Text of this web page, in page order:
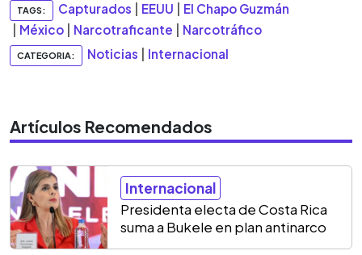
TAGS: Capturados EEUU
El Chapo Guzmán
México Narcotraficante Narcotráfico
CATEGORIA: Noticias Internacional
Artículos Recomendados
Internacional
Presidenta electa de Costa Rica
suma a Bukele en plan antinarco